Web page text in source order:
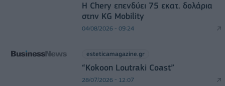
Η Chery επενδύει 75 εκατ. δολάρια
στην KG Mobility
04/08/2026 - 09:24
esteticamagazine.gr
“Kokoon Loutraki Coast”
28/07/2026 - 12:07